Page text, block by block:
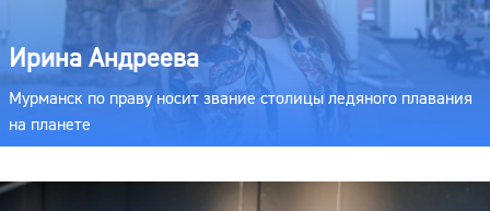
Ирина Андреева
Мурманск по праву носит звание столицы ледяного плавания
на планете